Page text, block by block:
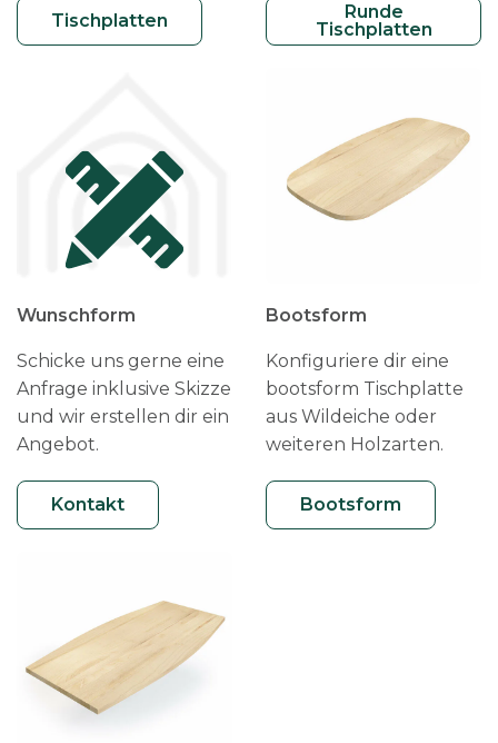
Tischplatten
Runde
Tischplatten
Wunschform
Schicke uns gerne eine
Anfrage inklusive Skizze
und wir erstellen dir ein
Angebot.
Kontakt
Bootsform
Konfiguriere dir eine
bootsform Tischplatte
aus Wildeiche oder
weiteren Holzarten.
Bootsform